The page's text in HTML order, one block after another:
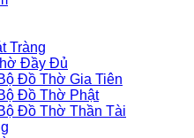
Tràng
Đầy Đủ
Đồ Thờ Gia Tiên
Đồ Thờ Phật
Đồ Thờ Thần Tài